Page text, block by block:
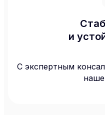
и
С экспертным